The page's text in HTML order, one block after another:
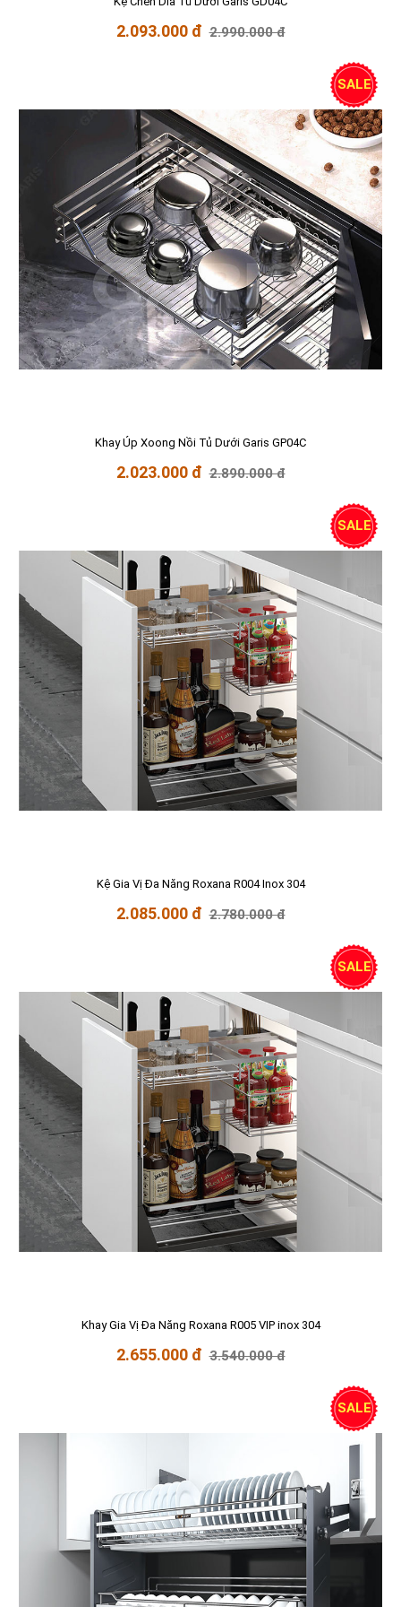
2.093.000 đ 2.990.000 đ
SALE
Khay Úp Xoong Nồi Tủ Dưới Garis GP04C
2.023.000 đ 2.890.000 đ
SALE
Kệ Gia Vị Đa Năng Roxana R004 Inox 304
2.085.000 đ 2.780.000 đ
SALE
Khay Gia Vị Đa Năng Roxana R005 VIP inox 304
2.655.000 đ 3.540.000 đ
SALE